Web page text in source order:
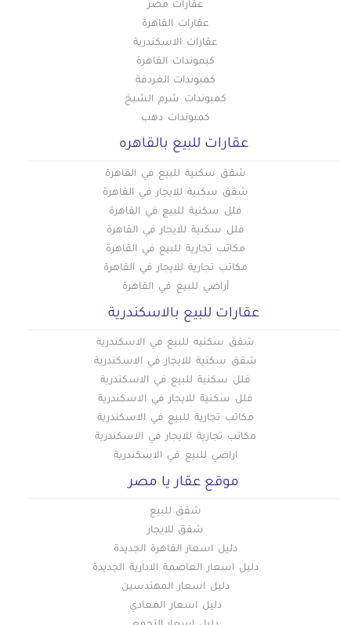
عقارات مصر
عقارات القاهرة
عقارات الاسكندرية
كبموندات القاهرة
كمبوندات الغردقة
كمبوندات شرم الشيخ
كمبوندات دهب
عقارات للبيع بالقاهره
شقق سكنية للبيع في القاهرة
شقق سكنية للايجار في القاهرة
فلل سكنية للبيع في القاهرة
فلل سكنية للايجار في القاهرة
مكاتب تجارية للبيع في القاهرة
مكاتب تجارية للايجار في القاهرة
أراضي للبيع في القاهرة
عقارات للبيع بالاسكندرية
شقق سكنيه للبيع في الاسكندرية
شقق سكنية للايجار في الاسكندرية
فلل سكنية للبيع في الاسكندرية
فلل سكنية للايجار في الاسكندرية
مكاتب تجارية للبيع في الاسكندرية
مكاتب تجارية للايجار في الاسكندرية
اراضي للبيع في الاسكندرية
موقع عقار يا مصر
شقق للبيع
شقق للايجار
دليل اسعار القاهرة الجديدة
دليل اسعار العاصمة الادارية الجديدة
دليل اسعار المهندسين
دليل اسعار المعادي